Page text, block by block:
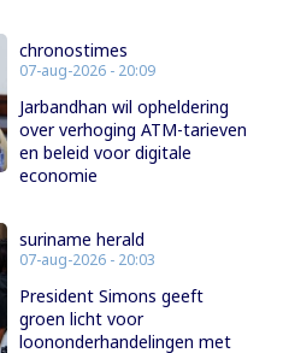
chronostimes
07-aug-2026 - 20:09
Jarbandhan wil opheldering
over verhoging ATM-tarieven
en beleid voor digitale
economie
suriname herald
07-aug-2026 - 20:03
President Simons geeft
groen licht voor
loononderhandelingen met